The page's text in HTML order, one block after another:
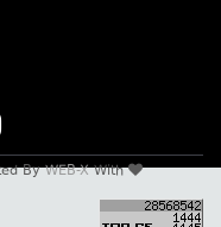
ByWEB-XWith